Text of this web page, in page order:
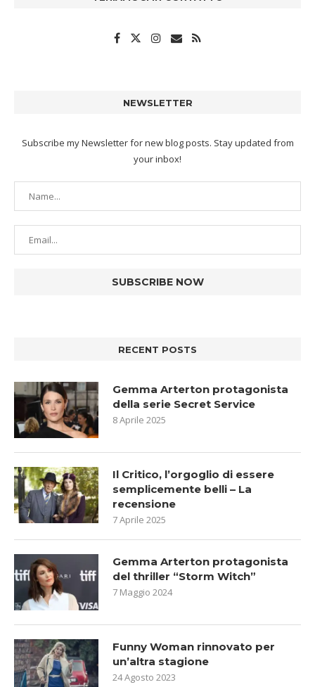
NEWSLETTER
Subscribe my Newsletter for new blog posts. Stay updated from
your inbox!
RECENT POSTS
Gemma Arterton protagonista
della serie Secret Service
8 Aprile 2025
Il Critico, l’orgoglio di essere
semplicemente belli – La
recensione
7 Aprile 2025
Gemma Arterton protagonista
del thriller “Storm Witch”
7 Maggio 2024
Funny Woman rinnovato per
un’altra stagione
24 Agosto 2023